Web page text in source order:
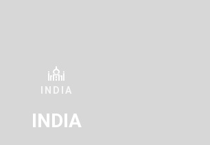
INDIA
INDIA